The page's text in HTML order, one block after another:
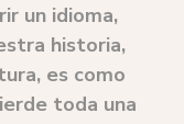
un idioma,
historia,
es como
toda una